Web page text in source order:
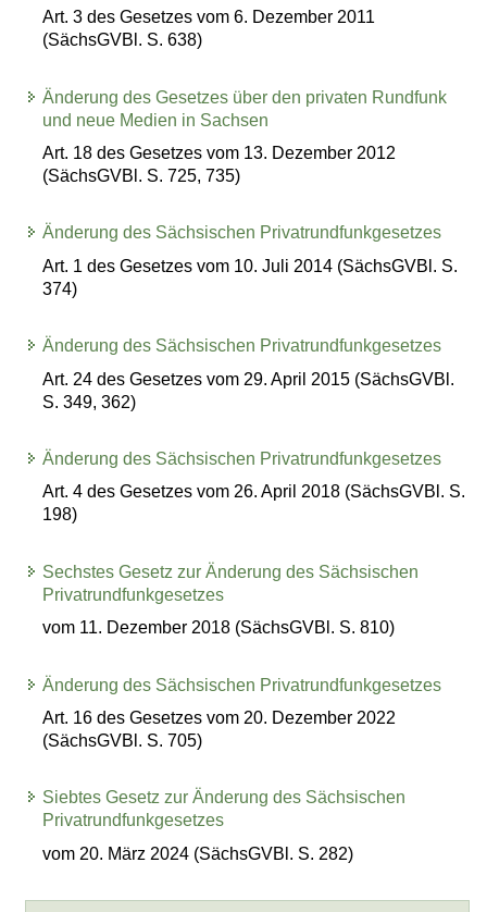
Art. 3 des Gesetzes vom 6. Dezember 2011
(SächsGVBl. S. 638)
Änderung des Gesetzes über den privaten Rundfunk
und neue Medien in Sachsen
Art. 18 des Gesetzes vom 13. Dezember 2012
(SächsGVBl. S. 725, 735)
Änderung des Sächsischen Privatrundfunkgesetzes
Art. 1 des Gesetzes vom 10. Juli 2014 (SächsGVBl. S.
374)
Änderung des Sächsischen Privatrundfunkgesetzes
Art. 24 des Gesetzes vom 29. April 2015 (SächsGVBl.
S. 349, 362)
Änderung des Sächsischen Privatrundfunkgesetzes
Art. 4 des Gesetzes vom 26. April 2018 (SächsGVBl. S.
198)
Sechstes Gesetz zur Änderung des Sächsischen
Privatrundfunkgesetzes
vom 11. Dezember 2018 (SächsGVBl. S. 810)
Änderung des Sächsischen Privatrundfunkgesetzes
Art. 16 des Gesetzes vom 20. Dezember 2022
(SächsGVBl. S. 705)
Siebtes Gesetz zur Änderung des Sächsischen
Privatrundfunkgesetzes
vom 20. März 2024 (SächsGVBl. S. 282)